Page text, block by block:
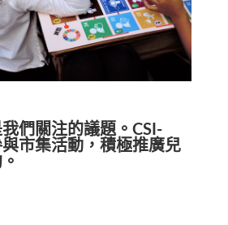
們關注的議題。CSI-
市集活動，積極推廣兒